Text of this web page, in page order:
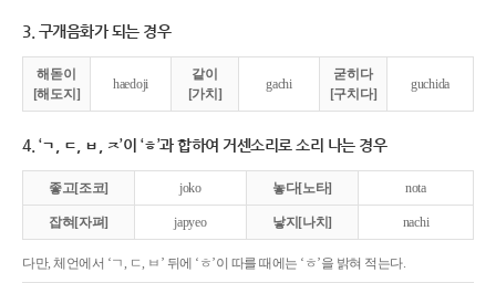
3. 구개음화가 되는 경우
해돋이
[해도지]
haedoji
같이
[가치]
gachi
굳히다
[구치다]
guchida
4. ‘ㄱ, ㄷ, ㅂ, ㅈ’이 ‘ㅎ’과 합하여 거센소리로 소리 나는 경우
좋고[조코] joko 놓다[노타] nota
잡혀[자펴] japyeo 낳지[나치] nachi
다만, 체언에서 ‘ㄱ, ㄷ, ㅂ’ 뒤에 ‘ㅎ’이 따를 때에는 ‘ㅎ’을 밝혀 적는다.